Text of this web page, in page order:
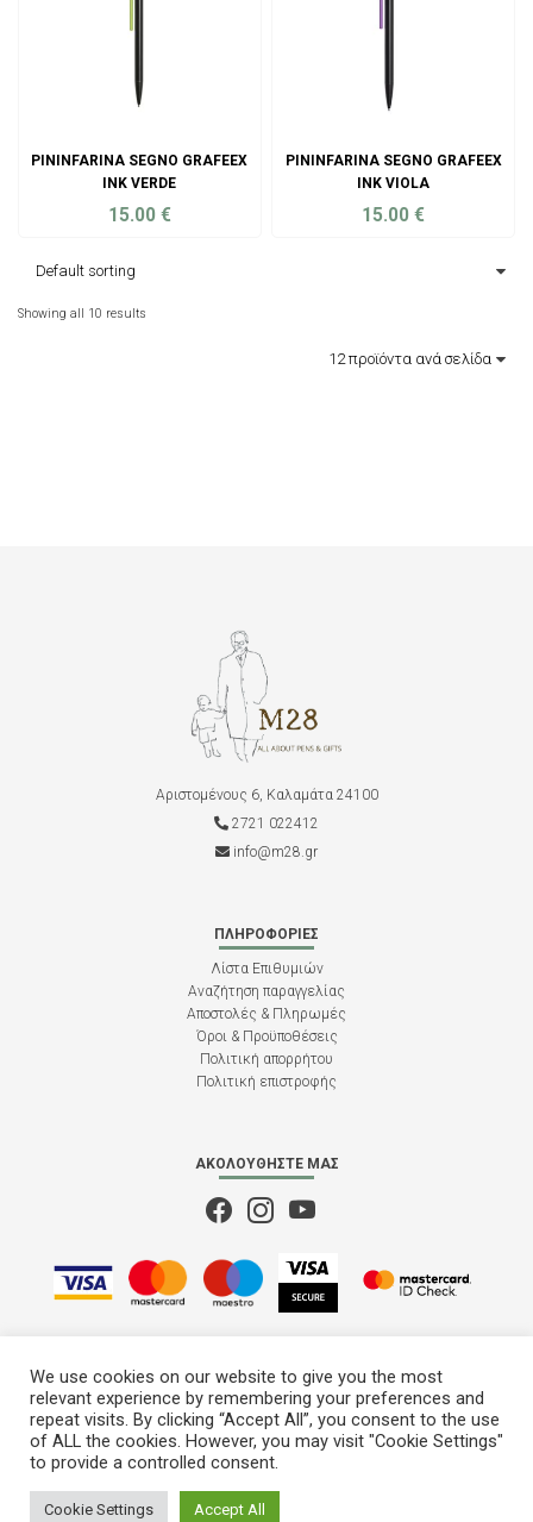
PININFARINA SEGNO GRAFEEX
INK VERDE
15.00 €
PININFARINA SEGNO GRAFEEX
INK VIOLA
15.00€
Showing all 10 results
Αριστομένους 6, Καλαμάτα 24100
2721 022412
info@m28.gr
ΠΛΗΡΟΦΟΡΊΕΣ
Λίστα Επιθυμιών
Αναζήτηση παραγγελίας
Αποστολές & Πληρωμές
Όροι & Προϋποθέσεις
Πολιτική απορρήτου
Πολιτική επιστροφής
ΑΚΟΛΟΥΘΉΣΤΕ ΜΑΣ
M28 © 2022 - 2026
We use cookies on our website to give you the most
relevant experience by remembering your preferences and
repeat visits. By clicking “Accept All”, you consent to the use
of ALL the cookies. However, you may visit "Cookie Settings"
to provide a controlled consent.
Cookie Settings Accept All